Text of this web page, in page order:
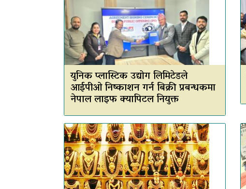
युनिक प्लास्टिक उद्योग लिमिटेडले
आईपीओ निष्काशन गर्न बिक्री प्रबन्धकमा
नेपाल लाइफ क्यापिटल नियुक्त